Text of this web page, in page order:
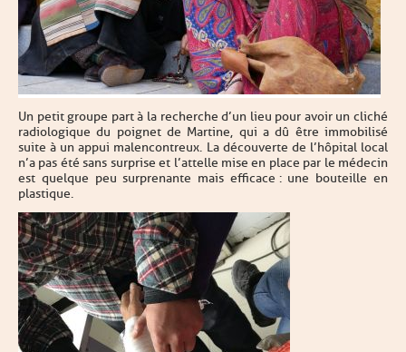
Un petit groupe part à la recherche d’un lieu pour avoir un cliché
radiologique du poignet de Martine, qui a dû être immobilisé
suite à un appui malencontreux. La découverte de l’hôpital local
n’a pas été sans surprise et l’attelle mise en place par le médecin
est quelque peu surprenante mais efficace : une bouteille en
plastique.